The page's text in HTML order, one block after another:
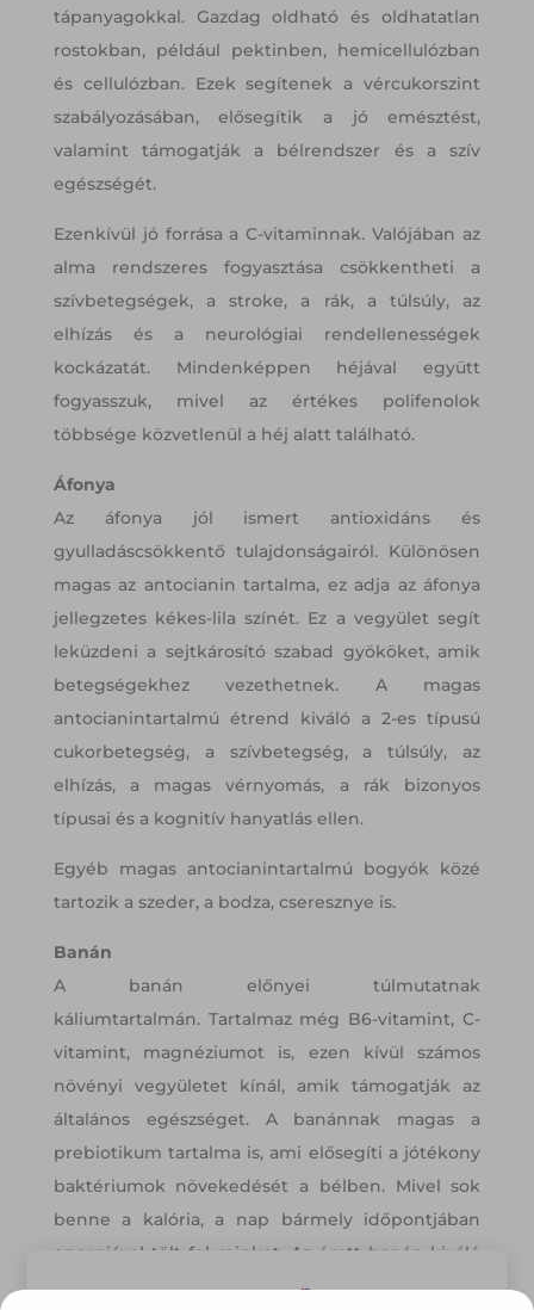
tápanyagokkal. Gazdag oldható és oldhatatlan
rostokban, például pektinben, hemicellulózban
és cellulózban. Ezek segítenek a vércukorszint
szabályozásában, elősegítik a jó emésztést,
valamint támogatják a bélrendszer és a szív
egészségét.
Ezenkívül jó forrása a C-vitaminnak. Valójában az
alma rendszeres fogyasztása csökkentheti a
szívbetegségek, a stroke, a rák, a túlsúly, az
elhízás és a neurológiai rendellenességek
kockázatát. Mindenképpen héjával együtt
fogyasszuk, mivel az értékes polifenolok
többsége közvetlenül a héj alatt található.
Áfonya
Az áfonya jól ismert antioxidáns és
gyulladáscsökkentő tulajdonságairól. Különösen
magas az antocianin tartalma, ez adja az áfonya
jellegzetes kékes-lila színét. Ez a vegyület segít
leküzdeni a sejtkárosító szabad gyököket, amik
betegségekhez vezethetnek. A magas
antocianintartalmú étrend kiváló a 2-es típusú
cukorbetegség, a szívbetegség, a túlsúly, az
elhízás, a magas vérnyomás, a rák bizonyos
típusai és a kognitív hanyatlás ellen.
Egyéb magas antocianintartalmú bogyók közé
tartozik a szeder, a bodza, cseresznye is.
Banán
A banán előnyei túlmutatnak
káliumtartalmán. Tartalmaz még B6-vitamint, C-
vitamint, magnéziumot is, ezen kívül számos
növényi vegyületet kínál, amik támogatják az
általános egészséget. A banánnak magas a
prebiotikum tartalma is, ami elősegíti a jótékony
baktériumok növekedését a bélben. Mivel sok
benne a kalória, a nap bármely időpontjában
energiával tölt fel minket. Az érett banán kiváló
forrása a könnyen emészthető szénhidrátoknak,